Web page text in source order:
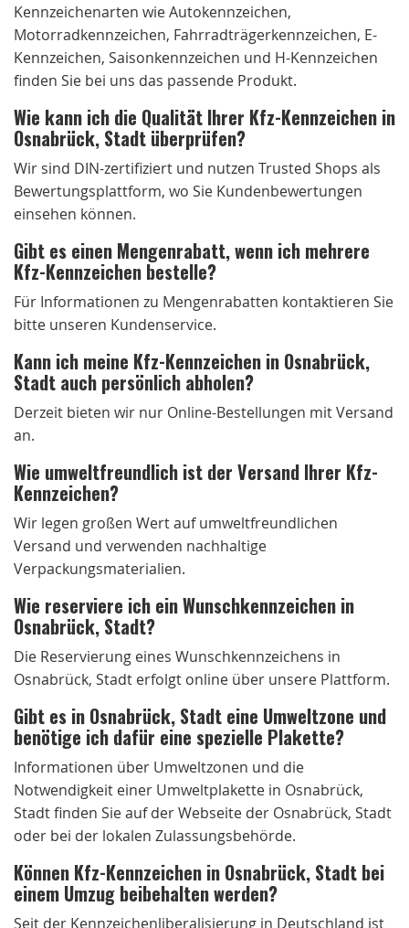
Kennzeichenarten wie Autokennzeichen,
Motorradkennzeichen, Fahrradträgerkennzeichen, E-
Kennzeichen, Saisonkennzeichen und H-Kennzeichen
finden Sie bei uns das passende Produkt.
Wie kann ich die Qualität Ihrer Kfz-Kennzeichen in
Osnabrück, Stadt überprüfen?
Wir sind DIN-zertifiziert und nutzen Trusted Shops als
Bewertungsplattform, wo Sie Kundenbewertungen
einsehen können.
Gibt es einen Mengenrabatt, wenn ich mehrere
Kfz-Kennzeichen bestelle?
Für Informationen zu Mengenrabatten kontaktieren Sie
bitte unseren Kundenservice.
Kann ich meine Kfz-Kennzeichen in Osnabrück,
Stadt auch persönlich abholen?
Derzeit bieten wir nur Online-Bestellungen mit Versand
an.
Wie umweltfreundlich ist der Versand Ihrer Kfz-
Kennzeichen?
Wir legen großen Wert auf umweltfreundlichen
Versand und verwenden nachhaltige
Verpackungsmaterialien.
Wie reserviere ich ein Wunschkennzeichen in
Osnabrück, Stadt?
Die Reservierung eines Wunschkennzeichens in
Osnabrück, Stadt erfolgt online über unsere Plattform.
Gibt es in Osnabrück, Stadt eine Umweltzone und
benötige ich dafür eine spezielle Plakette?
Informationen über Umweltzonen und die
Notwendigkeit einer Umweltplakette in Osnabrück,
Stadt finden Sie auf der Webseite der Osnabrück, Stadt
oder bei der lokalen Zulassungsbehörde.
Können Kfz-Kennzeichen in Osnabrück, Stadt bei
einem Umzug beibehalten werden?
Seit der Kennzeichenliberalisierung in Deutschland ist